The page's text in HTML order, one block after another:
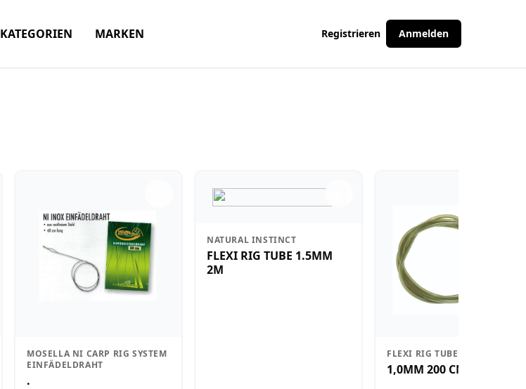
KATEGORIEN MARKEN Registrieren Anmelden
MOSELLA NI CARP RIG SYSTEM
EINFÄDELDRAHT
.
NATURAL INSTINCT
FLEXI RIG TUBE 1.5MM
2M
FLEXI RIG TUBE
1,0MM 200 CM